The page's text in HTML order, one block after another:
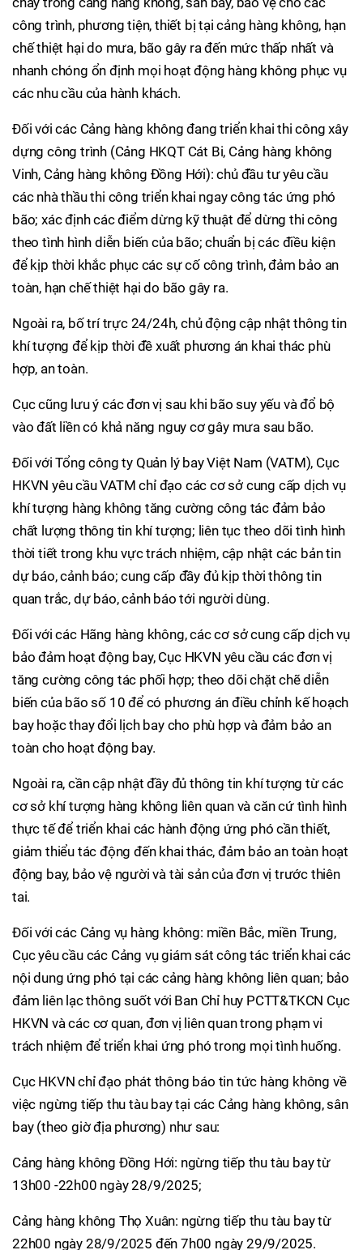
công trình, phương tiện, thiết bị tại cảng hàng không, hạn
chế thiệt hại do mưa, bão gây ra đến mức thấp nhất và
nhanh chóng ổn định mọi hoạt động hàng không phục vụ
các nhu cầu của hành khách.
Đối với các Cảng hàng không đang triển khai thi công xây
dựng công trình (Cảng HKQT Cát Bi, Cảng hàng không
Vinh, Cảng hàng không Đồng Hới): chủ đầu tư yêu cầu
các nhà thầu thi công triển khai ngay công tác ứng phó
bão; xác định các điểm dừng kỹ thuật để dừng thi công
theo tình hình diễn biến của bão; chuẩn bị các điều kiện
để kịp thời khắc phục các sự cố công trình, đảm bảo an
toàn, hạn chế thiệt hại do bão gây ra.
Ngoài ra, bố trí trực 24/24h, chủ động cập nhật thông tin
khí tượng để kịp thời đề xuất phương án khai thác phù
hợp, an toàn.
Cục cũng lưu ý các đơn vị sau khi bão suy yếu và đổ bộ
vào đất liền có khả năng nguy cơ gây mưa sau bão.
Đối với Tổng công ty Quản lý bay Việt Nam (VATM), Cục
HKVN yêu cầu VATM chỉ đạo các cơ sở cung cấp dịch vụ
khí tượng hàng không tăng cường công tác đảm bảo
chất lượng thông tin khí tượng; liên tục theo dõi tình hình
thời tiết trong khu vực trách nhiệm, cập nhật các bản tin
dự báo, cảnh báo; cung cấp đầy đủ kịp thời thông tin
quan trắc, dự báo, cảnh báo tới người dùng.
Đối với các Hãng hàng không, các cơ sở cung cấp dịch vụ
bảo đảm hoạt động bay, Cục HKVN yêu cầu các đơn vị
tăng cường công tác phối hợp; theo dõi chặt chẽ diễn
biến của bão số 10 để có phương án điều chỉnh kế hoạch
bay hoặc thay đổi lịch bay cho phù hợp và đảm bảo an
toàn cho hoạt động bay.
Ngoài ra, cần cập nhật đầy đủ thông tin khí tượng từ các
cơ sở khí tượng hàng không liên quan và căn cứ tình hình
thực tế để triển khai các hành động ứng phó cần thiết,
giảm thiểu tác động đến khai thác, đảm bảo an toàn hoạt
động bay, bảo vệ người và tài sản của đơn vị trước thiên
tai.
Đối với các Cảng vụ hàng không: miền Bắc, miền Trung,
Cục yêu cầu các Cảng vụ giám sát công tác triển khai các
nội dung ứng phó tại các cảng hàng không liên quan; bảo
đảm liên lạc thông suốt với Ban Chỉ huy PCTT&TKCN Cục
HKVN và các cơ quan, đơn vị liên quan trong phạm vi
trách nhiệm để triển khai ứng phó trong mọi tình huống.
Cục HKVN chỉ đạo phát thông báo tin tức hàng không về
việc ngừng tiếp thu tàu bay tại các Cảng hàng không, sân
bay (theo giờ địa phương) như sau:
Cảng hàng không Đồng Hới: ngừng tiếp thu tàu bay từ
13h00 -22h00 ngày 28/9/2025;
Cảng hàng không Thọ Xuân: ngừng tiếp thu tàu bay từ
22h00 ngày 28/9/2025 đến 7h00 ngày 29/9/2025.